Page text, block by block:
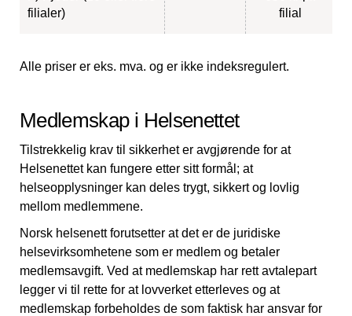
filialer)
filial
Alle priser er eks. mva. og er ikke indeksregulert.
Medlemskap i Helsenettet
Tilstrekkelig krav til sikkerhet er avgjørende for at
Helsenettet kan fungere etter sitt formål; at
helseopplysninger kan deles trygt, sikkert og lovlig
mellom medlemmene.
Norsk helsenett forutsetter at det er de juridiske
helsevirksomhetene som er medlem og betaler
medlemsavgift. Ved at medlemskap har rett avtalepart
legger vi til rette for at lovverket etterleves og at
medlemskap forbeholdes de som faktisk har ansvar for